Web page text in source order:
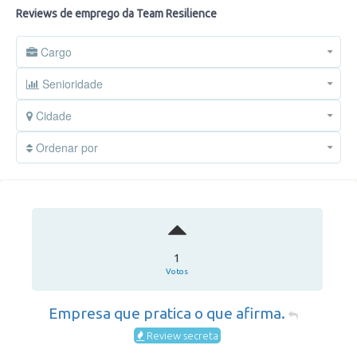
Reviews de emprego da Team Resilience
Cargo
Senioridade
Cidade
Ordenar por
1
Votos
Empresa que pratica o que afirma.
Review secreta